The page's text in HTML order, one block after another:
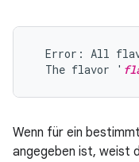
Error: All
  The flavor '
Wenn für ein
angegeben ist, weist